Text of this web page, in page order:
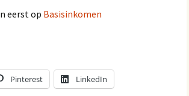
eerst op Basisinkomen
Pinterest LinkedIn